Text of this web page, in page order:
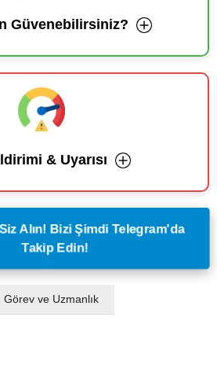
Güvenebilirsiniz?
& Uyarısı
Alın! Bizi Şimdi Telegram'da
Takip Edin!
Görev ve Uzmanlık